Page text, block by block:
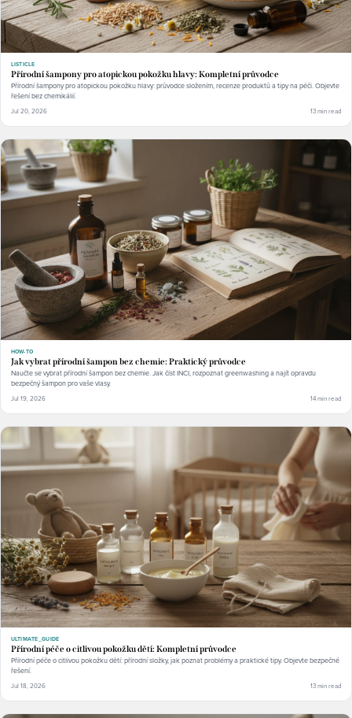
LISTICLE
Přírodní šampony pro atopickou pokožku hlavy: Kompletní průvodce
Přírodní šampony pro atopickou pokožku hlavy: průvodce složením, recenze produktů a tipy na péči. Objevte
řešení bez chemikálií.
Jul 20, 2026 13 min read
HOW-TO
Jak vybrat přírodní šampon bez chemie: Praktický průvodce
Naučte se vybrat přírodní šampon bez chemie. Jak číst INCI, rozpoznat greenwashing a najít opravdu
bezpečný šampon pro vaše vlasy.
Jul 19, 2026 14 min read
ULTIMATE_GUIDE
Přírodní péče o citlivou pokožku dětí: Kompletní průvodce
Přírodní péče o citlivou pokožku dětí: přírodní složky, jak poznat problémy a praktické tipy. Objevte bezpečné
řešení.
Jul 18, 2026 13 min read